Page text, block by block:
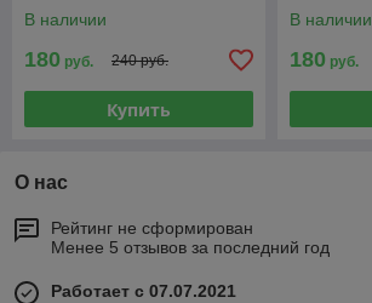
В наличии
180 руб. 240 руб.
Купить
В наличии
180 руб.
О нас
Рейтинг не сформирован
Менее 5 отзывов за последний год
Работает с 07.07.2021